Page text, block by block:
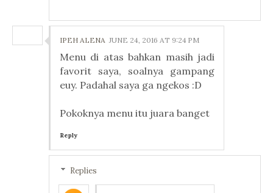
IPEH ALENA JUNE 24, 2016 AT 9:24 PM
Menu di atas bahkan masih jadi
favorit saya, soalnya gampang
euy. Padahal saya ga ngekos :D
Pokoknya menu itu juara banget
Reply
Replies